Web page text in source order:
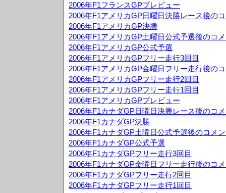
2006年F1フランスGPプレビュー
2006年F1アメリカGP日曜日決勝レース後の
2006年F1アメリカGP決勝
2006年F1アメリカGP土曜日公式予選後のコ
2006年F1アメリカGP公式予選
2006年F1アメリカGPフリー走行3回目
2006年F1アメリカGP金曜日フリー走行後の
2006年F1アメリカGPフリー走行2回目
2006年F1アメリカGPフリー走行1回目
2006年F1アメリカGPプレビュー
2006年F1カナダGP日曜日決勝レース後のコ
2006年F1カナダGP決勝
2006年F1カナダGP土曜日公式予選後のコメ
2006年F1カナダGP公式予選
2006年F1カナダGPフリー走行3回目
2006年F1カナダGP金曜日フリー走行後のコ
2006年F1カナダGPフリー走行2回目
2006年F1カナダGPフリー走行1回目